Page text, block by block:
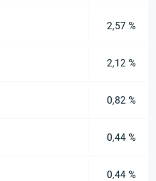
2,57 %
2,12 %
0,82 %
0,44 %
0,44 %